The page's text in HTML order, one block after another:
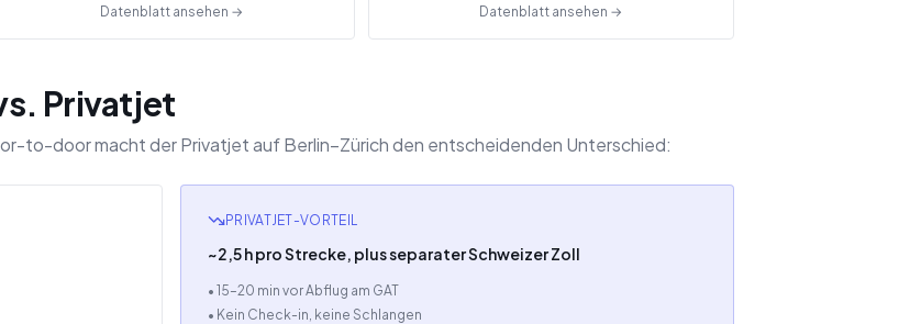
Datenblatt ansehen → Datenblatt ansehen →
Privatjet
to-door macht der Privatjet auf Berlin–Zürich den entscheidenden Unterschied:
PRIVATJET-VORTEIL
~2,5 h pro Strecke, plus separater Schweizer Zoll
• 15–20 min vor Abflug am GAT
• Kein Check-in, keine Schlangen